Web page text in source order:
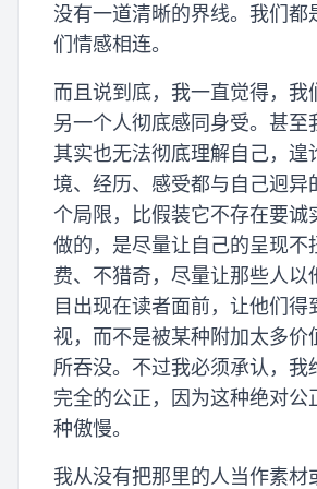
没有一道清晰的界线。我们都
们情感相连。
而且说到底，我一直觉得，我
另一个人彻底感同身受。甚至
其实也无法彻底理解自己，遑
境、经历、感受都与自己迥异
个局限，比假装它不存在要诚
做的，是尽量让自己的呈现不
费、不猎奇，尽量让那些人以
目出现在读者面前，让他们得
视，而不是被某种附加太多价
所吞没。不过我必须承认，我
完全的公正，因为这种绝对公
种傲慢。
我从没有把那里的人当作素材